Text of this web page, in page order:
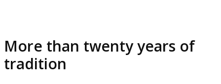
More than twenty years of
tradition